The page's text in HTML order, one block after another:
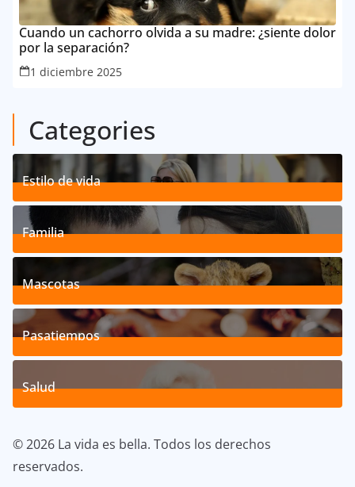
Cuando un cachorro olvida a su madre: ¿siente dolor
por la separación?
1 diciembre 2025
Categories
Estilo de vida
192Posts
Familia
527Posts
Mascotas
119Posts
Pasatiempos
39Posts
Salud
© 2026 La vida es bella. Todos los derechos
reservados.